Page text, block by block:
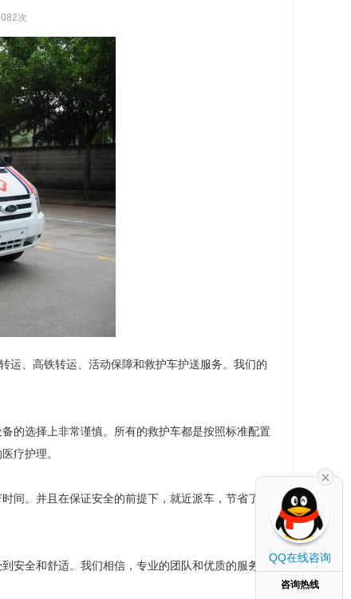
次
运、高铁转运、活动保障和救护车护送服务。我们的
的选择上非常谨慎。所有的救护车都是按照标准配置
疗护理。
间。并且在保证安全的前提下，就近派车，节省了患
安全和舒适。我们相信，专业的团队和优质的服务将
QQ在线咨询
咨询热线